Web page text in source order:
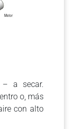
– a secar.
o, más
con alto